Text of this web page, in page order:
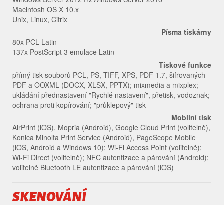
Macintosh OS X 10.x
Unix, Linux, Citrix
Písma tiskárny
80x PCL Latin
137x PostScript 3 emulace Latin
Tiskové funkce
přímý tisk souborů PCL, PS, TIFF, XPS, PDF 1.7, šifrovaných
PDF a OOXML (DOCX, XLSX, PPTX); mixmedia a mixplex;
ukládání přednastavení "Rychlé nastavení", přetisk, vodoznak;
ochrana proti kopírování; "průklepový" tisk
Mobilní tisk
AirPrint (iOS), Mopria (Android), Google Cloud Print (volitelně),
Konica Minolta Print Service (Android), PageScope Mobile
(iOS, Android a Windows 10); Wi-Fi Access Point (volitelně);
Wi-Fi Direct (volitelně); NFC autentizace a párování (Android);
volitelně Bluetooth LE autentizace a párování (iOS)
SKENOVÁNÍ